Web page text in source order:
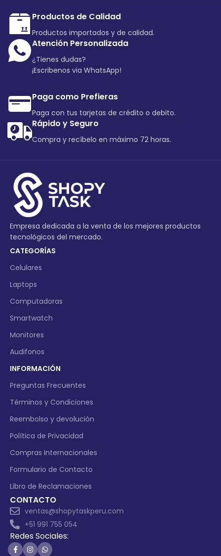
Productos de Calidad
Productos importados y de calidad.
Atención Personalizada
¿Tienes dudas?
¡Escribenos via WhatsApp!
Paga como Prefieras
Paga con tus tarjetas de crédito o debito.
Rápido y Seguro
Compra y recíbelo en máximo 72 horas.
Empresa dedicada a la venta de los mejores productos
tecnológicos del mercado.
CATEGORÍAS
Celulares
Laptops
Computadoras
Smartwatch
Monitores
Audifonos
INFORMACIÓN
Preguntas Frecuentes
Términos y Condiciones
Reembolso y devolución
Política de Privacidad
Compras Internacionales
Formulario de Contacto
Libro de Reclamaciones
CONTACTO
ventas@shopytaskperu.com
+51 991 755 054
Redes Sociales: